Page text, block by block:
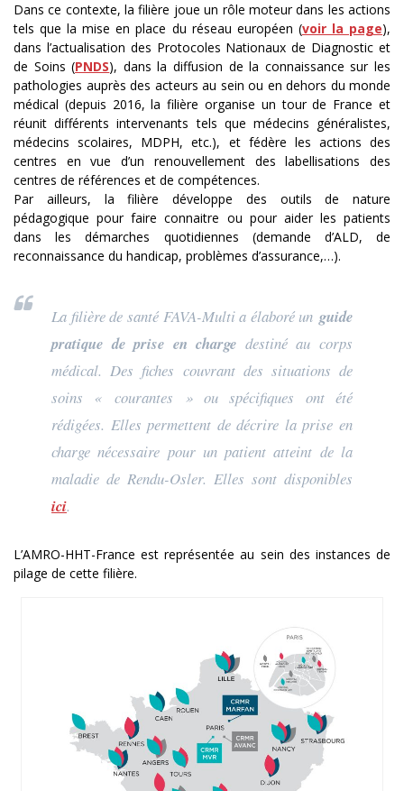
Dans ce contexte, la filière joue un rôle moteur dans les actions
tels que la mise en place du réseau européen (voir la page),
dans l’actualisation des Protocoles Nationaux de Diagnostic et
de Soins (PNDS), dans la diffusion de la connaissance sur les
pathologies auprès des acteurs au sein ou en dehors du monde
médical (depuis 2016, la filière organise un tour de France et
réunit différents intervenants tels que médecins généralistes,
médecins scolaires, MDPH, etc.), et fédère les actions des
centres en vue d’un renouvellement des labellisations des
centres de références et de compétences.
Par ailleurs, la filière développe des outils de nature
pédagogique pour faire connaitre ou pour aider les patients
dans les démarches quotidiennes (demande d’ALD, de
reconnaissance du handicap, problèmes d’assurance,…).
La filière de santé FAVA-Multi a élaboré un guide
pratique de prise en charge destiné au corps
médical. Des fiches couvrant des situations de
soins « courantes » ou spécifiques ont été
rédigées. Elles permettent de décrire la prise en
charge nécessaire pour un patient atteint de la
maladie de Rendu-Osler. Elles sont disponibles
ici.
L’AMRO-HHT-France est représentée au sein des instances de
pilage de cette filière.